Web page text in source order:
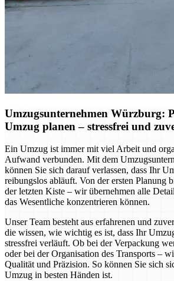
Umzugsunternehmen Würzburg:
Umzug planen – stressfrei und
Ein Umzug ist immer mit viel Arbeit und
Aufwand verbunden. Mit dem
können Sie sich darauf verlassen, dass Ihr
reibungslos abläuft. Von der ersten Planung
der letzten Kiste – wir übernehmen alle
das Wesentliche konzentrieren können.
Unser Team besteht aus erfahrenen und
die wissen, wie wichtig es ist, dass Ihr
stressfrei verläuft. Ob bei der Verpackung
oder bei der Organisation des Transports –
Qualität und Präzision. So können Sie sich
Umzug in besten Händen ist.